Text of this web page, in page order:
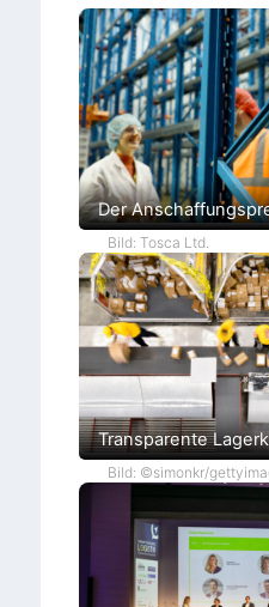
Der
Bild: Tosca Ltd.
Transparente
Bild: ©simonkr/